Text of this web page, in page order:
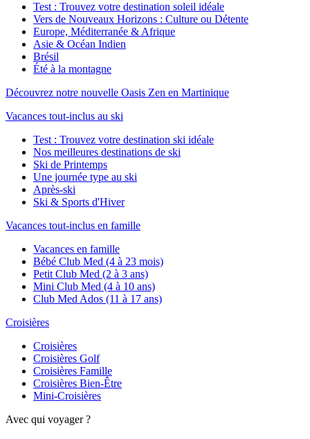
Test : Trouvez votre destination soleil idéale
Vers de Nouveaux Horizons : Culture ou Détente
Europe, Méditerranée & Afrique
Asie & Océan Indien
Brésil
Été à la montagne
Découvrez notre nouvelle Oasis Zen en Martinique
Vacances tout-inclus au ski
Test : Trouvez votre destination ski idéale
Nos meilleures destinations de ski
Ski de Printemps
Une journée type au ski
Après-ski
Ski & Sports d'Hiver
Vacances tout-inclus en famille
Vacances en famille
Bébé Club Med (4 à 23 mois)
Petit Club Med (2 à 3 ans)
Mini Club Med (4 à 10 ans)
Club Med Ados (11 à 17 ans)
Croisières
Croisières
Croisières Golf
Croisières Famille
Croisières Bien-Être
Mini-Croisières
Avec qui voyager ?